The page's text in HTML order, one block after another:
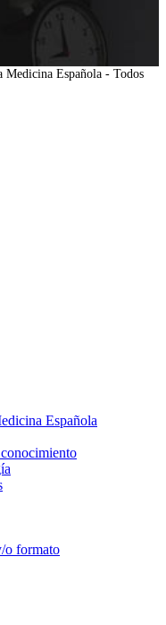
Española - Todos
Española
o formato